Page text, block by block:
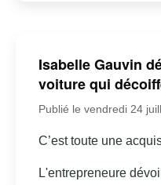
Isabelle Gauvin
voiture qui
Publié le vendredi 24
C’est toute une
L'entrepreneure